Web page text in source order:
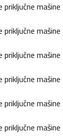
priključne mašine
priključne mašine
priključne mašine
priključne mašine
priključne mašine
priključne mašine